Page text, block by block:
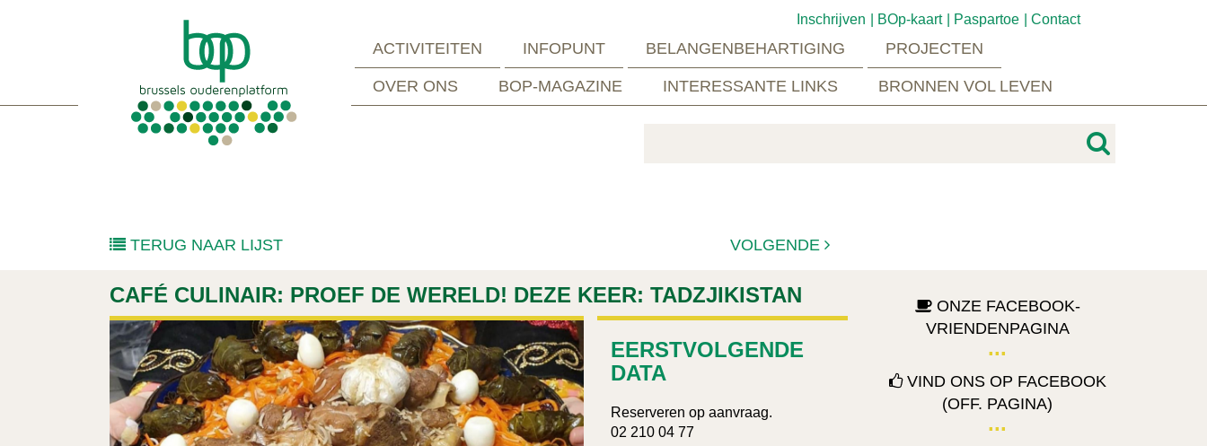
Inschrijven BOp-kaart Paspartoe Contact
ACTIVITEITEN INFOPUNT BELANGENBEHARTIGING PROJECTEN
OVER ONS BOP-MAGAZINE INTERESSANTE LINKS BRONNEN VOL LEVEN
TERUG NAAR LIJST VOLGENDE
CAFÉ CULINAIR: PROEF DE WERELD! DEZE KEER: TADZJIKISTAN
EERSTVOLGENDE
DATA
Reserveren op aanvraag.
02 210 04 77
ONZE FACEBOOK-
VRIENDENPAGINA
VIND ONS OP FACEBOOK
(OFF. PAGINA)